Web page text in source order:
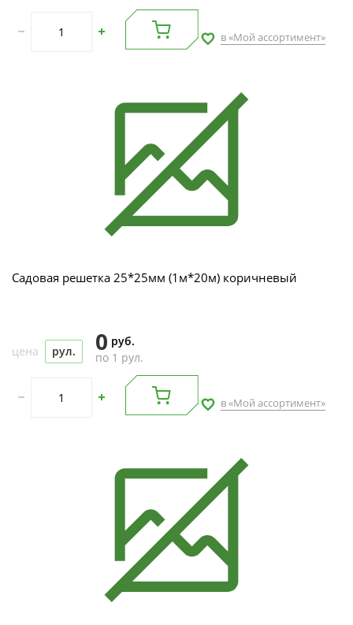
в «Мой ассортимент»
Садовая решетка 25*25мм (1м*20м) коричневый
цена рул. 0 руб.
по 1 рул.
в «Мой ассортимент»